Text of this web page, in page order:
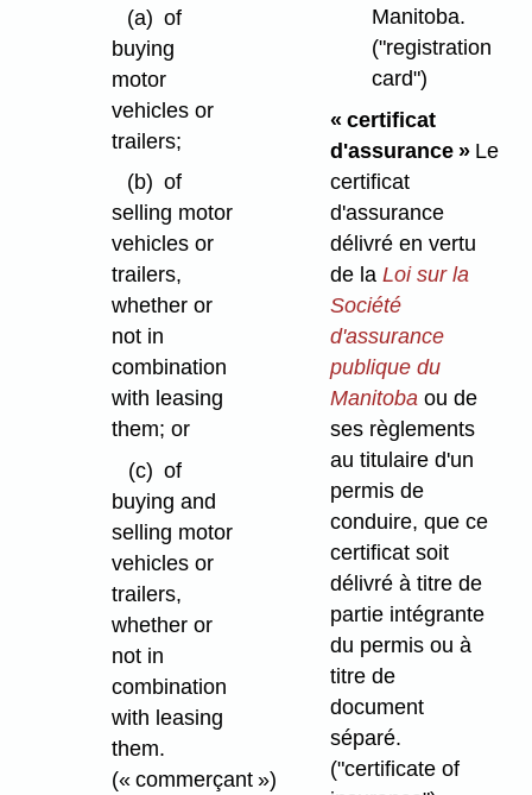
(a) of
buying
motor
vehicles or
trailers;
(b) of
selling motor
vehicles or
trailers,
whether or
not in
combination
with leasing
them; or
(c) of
buying and
selling motor
vehicles or
trailers,
whether or
not in
combination
with leasing
them.
(« commerçant »)
Manitoba.
("registration
card")
« certificat
d'assurance »Le
certificat
d'assurance
délivré en vertu
de la Loi sur la
Société
d'assurance
publique du
Manitoba ou de
ses règlements
au titulaire d'un
permis de
conduire, que ce
certificat soit
délivré à titre de
partie intégrante
du permis ou à
titre de
document
séparé.
("certificate of